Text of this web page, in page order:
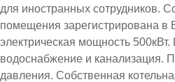
для иностранных сотрудников.
помещения зарегистрирована
электрическая мощность
водоснабжение и канализация.
давления. Собственная